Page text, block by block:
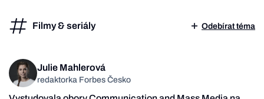
Filmy & seriály Odebírat téma
Julie Mahlerová
redaktorka Forbes Česko